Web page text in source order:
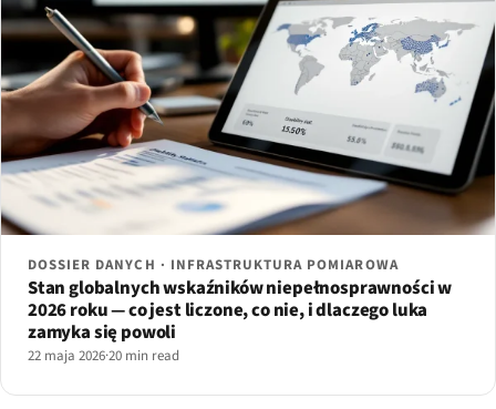
DOSSIER DANYCH · INFRASTRUKTURA POMIAROWA
Stan globalnych wskaźników niepełnosprawności w
2026 roku — co jest liczone, co nie, i dlaczego luka
zamyka się powoli
22 maja 2026·20 min read